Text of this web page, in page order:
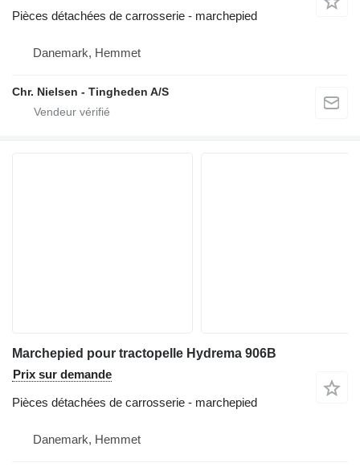
Pièces détachées de carrosserie - marchepied
Danemark, Hemmet
Chr. Nielsen - Tingheden A/S
Marchepied pour tractopelle Hydrema 906B
Prix sur demande
Pièces détachées de carrosserie - marchepied
Danemark, Hemmet